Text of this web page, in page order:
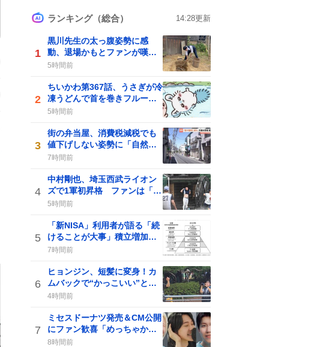
ランキング（総合） 14:28更新
1
黒川先生の太っ腹姿勢に感
動、退場かもとファンが嘆く
『風、薫る』最新エピソード
5時間前
2
ちいかわ第367話、うさぎが冷
凍うどんで首を巻きフルーツ
ポンチで夏を満喫と話題沸騰
5時間前
3
街の弁当屋、消費税減税でも
値下げしない姿勢に「自然
だ」などの声が広がる
7時間前
4
中村剛也、埼玉西武ライオン
ズで1軍初昇格 ファンは「や
った！」と歓喜
5時間前
5
「新NISA」利用者が語る「続
けることが大事」積立増加の
声が広がる
7時間前
6
ヒョンジン、短髪に変身！カ
ムバックで“かっこいい”と歓
喜の声
4時間前
7
ミセスドーナツ発売＆CM公開
にファン歓喜「めっちゃかわ
いい」購入争奪戦も
8時間前